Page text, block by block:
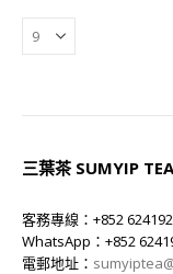
三葉茶 SUMYIP TEA
客務專線：+852
WhatsApp：+852
電郵地址：